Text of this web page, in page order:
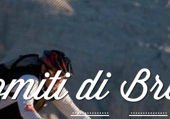
di